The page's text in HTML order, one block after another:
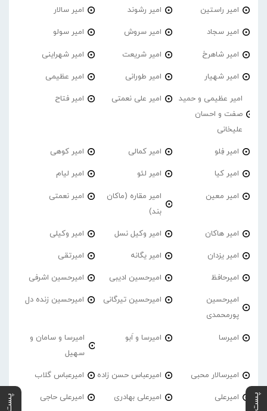
امیر راستین امیر رشوند امیر سالار
امیر سجاد امیر سروش امیر سولو
امیر شاهرخ امیر شریعت امیر شهراینی
امیر شهیار امیر طورانی امیر عظیمی
امیر عظیمی و حمید
صفت و احسان
علیخانی
امیر علی نعمتی امیر فتاح
امیر فِلو امیر کمالی امیر کوهی
امیر کیا امیر لئو امیر لیام
امیر معین
امیر مقاره (ماکان
بند)
امیر نعمتی
امیر هاکان امیر وکیل نسل امیر وکیلی
امیر یزدان امیر یگانه امیرتقی
امیرحافظ امیرحسین ادیبی امیرحسین اشرفی
امیرحسین
پورمحمدی
امیرحسین تیرگانی امیرحسین زنده دل
امیرسا امیرسا و اَبو
امیرسا و سامان و
سهیل
امیرسالار محبی امیرعباس حسن زاده امیرعباس گلاب
امیرعلی امیرعلی بهادری امیرعلی حاجی